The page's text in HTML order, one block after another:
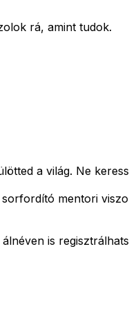
rá, amint tudok.
a világ. Ne
mentori
is